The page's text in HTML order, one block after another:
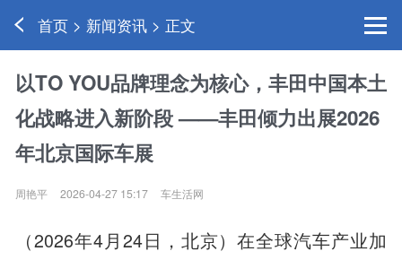
首页 > 新闻资讯 > 正文
以TO YOU品牌理念为核心，丰田中国本土
化战略进入新阶段 ——丰田倾力出展2026
年北京国际车展
周艳平 2026-04-27 15:17 车生活网
（2026年4月24日，北京）在全球汽车产业加